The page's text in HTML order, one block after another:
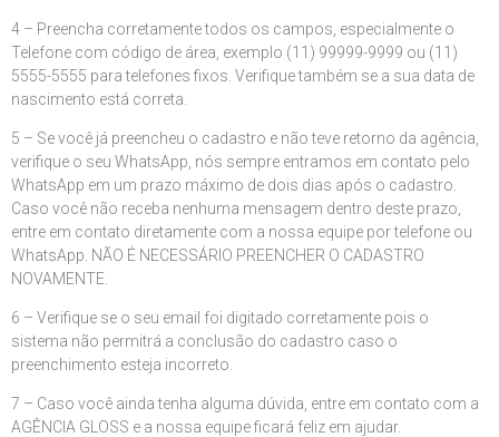
4 – Preencha corretamente todos os campos, especialmente o
Telefone com código de área, exemplo (11) 99999-9999 ou (11)
5555-5555 para telefones fixos. Verifique também se a sua data de
nascimento está correta.
5 – Se você já preencheu o cadastro e não teve retorno da agência,
verifique o seu WhatsApp, nós sempre entramos em contato pelo
WhatsApp em um prazo máximo de dois dias após o cadastro.
Caso você não receba nenhuma mensagem dentro deste prazo,
entre em contato diretamente com a nossa equipe por telefone ou
WhatsApp. NÃO É NECESSÁRIO PREENCHER O CADASTRO
NOVAMENTE.
6 – Verifique se o seu email foi digitado corretamente pois o
sistema não permitrá a conclusão do cadastro caso o
preenchimento esteja incorreto.
7 – Caso você ainda tenha alguma dúvida, entre em contato com a
AGÊNCIA GLOSS e a nossa equipe ficará feliz em ajudar.